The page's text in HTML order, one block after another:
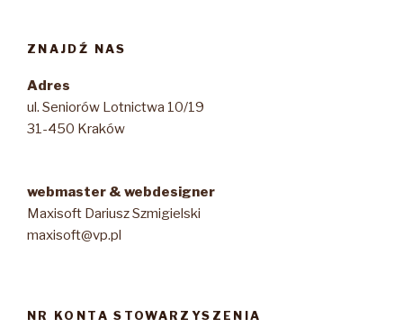
ZNAJDŹ NAS
Adres
ul. Seniorów Lotnictwa 10/19
31-450 Kraków
webmaster & webdesigner
Maxisoft Dariusz Szmigielski
maxisoft@vp.pl
NR KONTA STOWARZYSZENIA